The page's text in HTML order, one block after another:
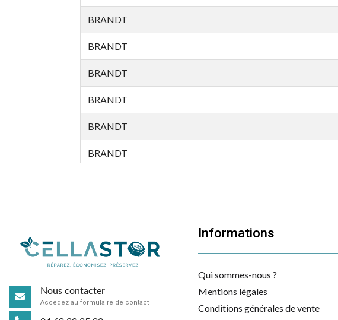
BRANDT
BRANDT
BRANDT
BRANDT
BRANDT
BRANDT
BRANDT
BRANDT
Nous contacter
Accédez au formulaire de contact
Informations
Qui sommes-nous ?
Mentions légales
Conditions générales de vente